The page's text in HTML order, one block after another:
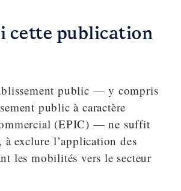
cette publication
public — y compris
public à caractère
(EPIC) — ne suffit
à exclure l’application des
les mobilités vers le secteur